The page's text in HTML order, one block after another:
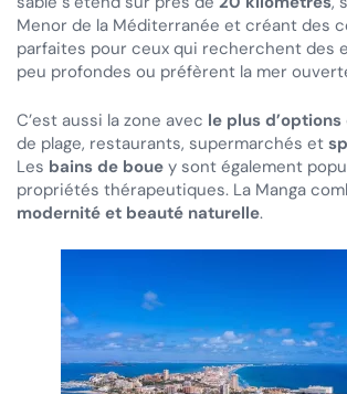
Menor de la Méditerranée et créant des
parfaites pour ceux qui recherchent des
peu profondes ou préfèrent la mer
C’est aussi la zone avec le plus
de plage, restaurants, supermarchés et
Les bains de boue y sont également
propriétés thérapeutiques. La Manga
modernité et beauté naturelle.